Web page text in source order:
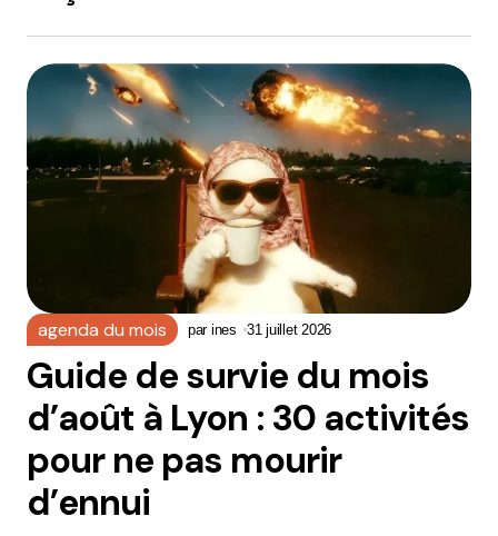
agenda du mois par ines 31 juillet 2026
Guide de survie du mois
d’août à Lyon : 30 activités
pour ne pas mourir
d’ennui